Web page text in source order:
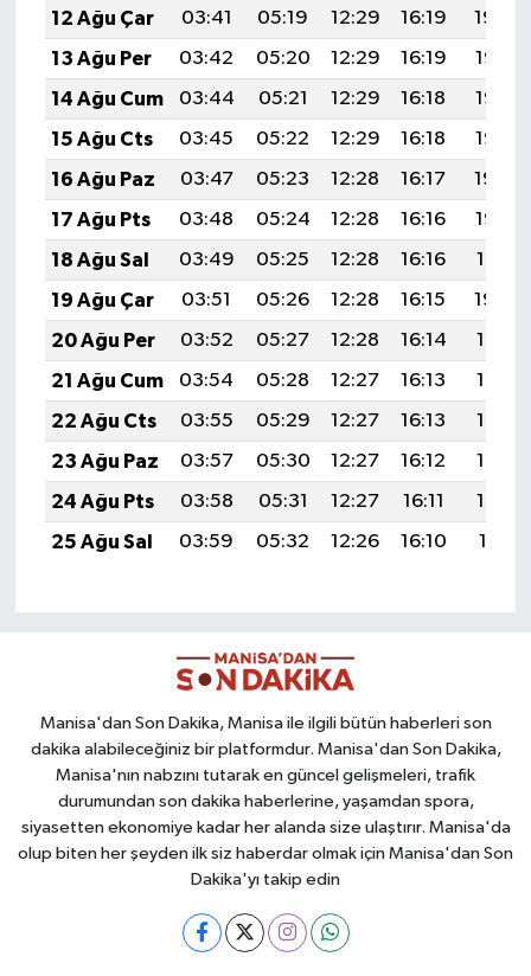
12 Ağu Çar
03:41 05:19 12:29 16:19
19:29
13 Ağu Per
03:42 05:20 12:29 16:19
19:28
14 Ağu Cum
03:44 05:21 12:29 16:18
19:27
15 Ağu Cts
03:45 05:22 12:29 16:18
19:25
16 Ağu Paz
03:47 05:23 12:28 16:17
19:24
17 Ağu Pts
03:48 05:24 12:28 16:16
19:23
18 Ağu Sal
03:49 05:25 12:28 16:16
19:21
19 Ağu Çar
03:51 05:26 12:28 16:15
19:20
20 Ağu Per
03:52 05:27 12:28 16:14
19:18
21 Ağu Cum
03:54 05:28 12:27 16:13
19:17
22 Ağu Cts
03:55 05:29 12:27 16:13
19:15
23 Ağu Paz
03:57 05:30 12:27 16:12
19:14
24 Ağu Pts
03:58 05:31 12:27 16:11
19:12
25 Ağu Sal
03:59 05:32 12:26 16:10 19:11
Manisa'dan Son Dakika, Manisa ile ilgili bütün haberleri son
dakika alabileceğiniz bir platformdur. Manisa'dan Son Dakika,
Manisa'nın nabzını tutarak en güncel gelişmeleri, trafik
durumundan son dakika haberlerine, yaşamdan spora,
siyasetten ekonomiye kadar her alanda size ulaştırır. Manisa'da
olup biten her şeyden ilk siz haberdar olmak için Manisa'dan Son
Dakika'yı takip edin